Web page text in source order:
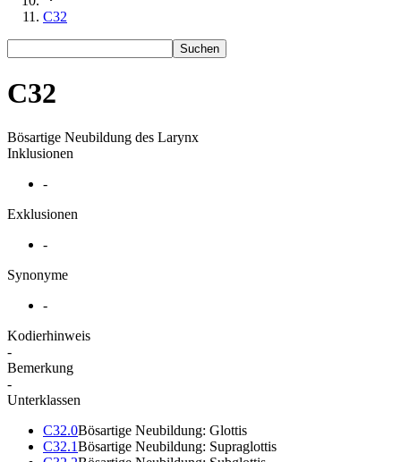
C32
Suchen
C32
Bösartige Neubildung des Larynx
Inklusionen
-
Exklusionen
-
Synonyme
-
Kodierhinweis
-
Bemerkung
-
Unterklassen
C32.0Bösartige Neubildung: Glottis
C32.1Bösartige Neubildung: Supraglottis